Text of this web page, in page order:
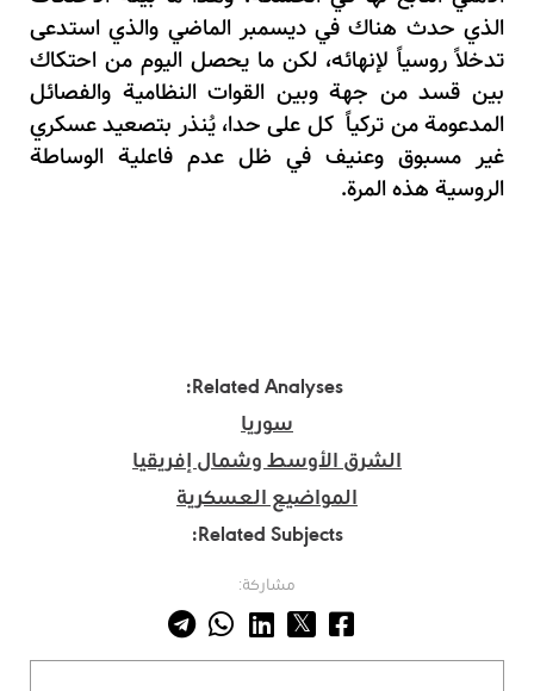
الذي حدث هناك في ديسمبر الماضي والذي استدعى
تدخلاً روسياً لإنهائه، لكن ما يحصل اليوم من احتكاك
بين قسد من جهة وبين القوات النظامية والفصائل
المدعومة من تركياً كل على حدا، يُنذر بتصعيد عسكري
غير مسبوق وعنيف في ظل عدم فاعلية الوساطة
الروسية هذه المرة.
Related Analyses:
سوريا
الشرق الأوسط وشمال إفريقيا
المواضيع العسكرية
Related Subjects:
مشاركة: